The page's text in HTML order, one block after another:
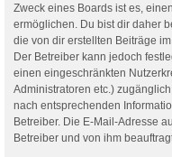
Zweck eines Boards ist es,
ermöglichen. Du bist dir daher
die von dir erstellten Beiträge
Der Betreiber kann jedoch
einen eingeschränkten
Administratoren etc.)
nach entsprechenden
Betreiber. Die E-Mail-Adresse
Betreiber und von ihm